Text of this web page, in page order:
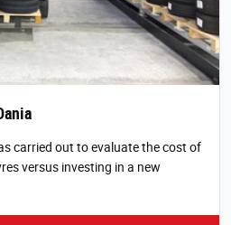
carried out to evaluate the cost of
versus investing in a new